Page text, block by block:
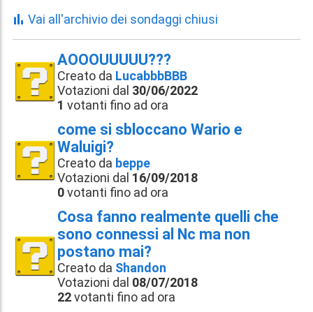
Vai all'archivio dei sondaggi chiusi
AOOOUUUUU???
Creato da LucabbbBBB
Votazioni dal 30/06/2022
1 votanti fino ad ora
come si sbloccano Wario e
Waluigi?
Creato da beppe
Votazioni dal 16/09/2018
0votanti fino ad ora
Cosa fanno realmente quelli che
sono connessi al Nc ma non
postano mai?
Creato da Shandon
Votazioni dal 08/07/2018
22votanti fino ad ora